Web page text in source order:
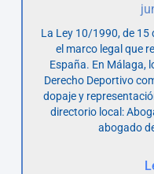
La Ley 10/1990, de 15
el marco legal que
España. En Málaga,
Derecho Deportivo
dopaje y
directorio local:
abogado